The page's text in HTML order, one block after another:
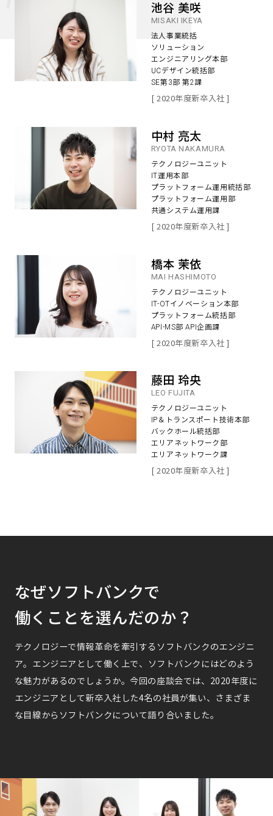
池谷 美咲
MISAKI IKEYA
法人事業統括
ソリューション
エンジニアリング本部
UCデザイン統括部
SE第3部 第2課
[ 2020年度新卒入社 ]
中村 亮太
RYOTA NAKAMURA
テクノロジーユニット
IT運用本部
プラットフォーム運用統括部
プラットフォーム運用部
共通システム運用課
[ 2020年度新卒入社 ]
橋本 茉依
MAI HASHIMOTO
テクノロジーユニット
IT-OTイノベーション本部
プラットフォーム統括部
API-MS部 API企画課
[ 2020年度新卒入社 ]
藤田 玲央
LEO FUJITA
テクノロジーユニット
IP＆トランスポート技術本部
バックホール統括部
エリアネットワーク部
エリアネットワーク課
[ 2020年度新卒入社 ]
なぜソフトバンクで
働くことを選んだのか？
テクノロジーで情報革命を牽引するソフトバンクのエンジニ
ア。 エンジニアとして働く上で、ソフトバンクにはどのよう
な魅力があるのでしょうか。今回の座談会では、2020年度に
エンジニアとして新卒入社した4名の社員が集い、さまざま
な目線からソフトバンクについて語り合いました。